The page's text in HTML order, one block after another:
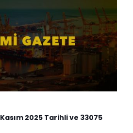
2025 Tarihli ve 33075